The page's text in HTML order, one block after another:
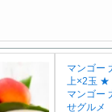
マンゴー
上×2玉 ★
マンゴー
せグルメ